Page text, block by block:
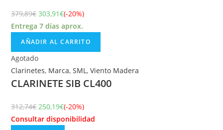
379,89€ 303,91€(-20%)
Entrega 7 días aprox.
AÑADIR AL CARRITO
Agotado
Clarinetes, Marca,SML,Viento Madera
CLARINETE SIB CL400
312,74€ 250,19€(-20%)
Consultar disponibilidad